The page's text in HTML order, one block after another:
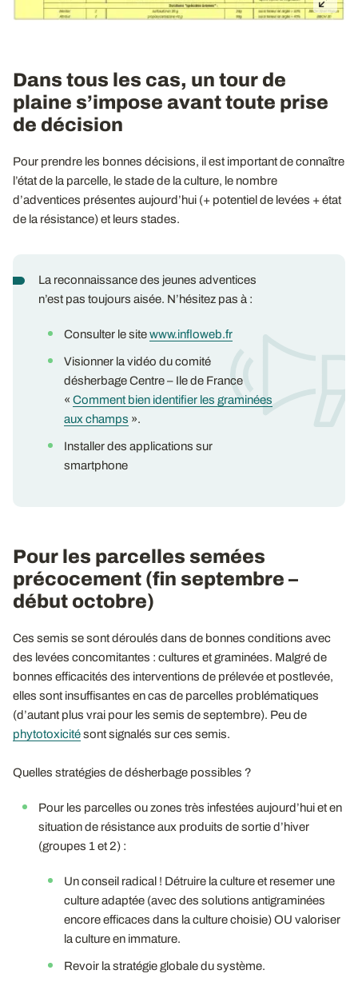
Dans tous les cas, un tour de
plaine s’impose avant toute prise
de décision
Pour prendre les bonnes décisions, il est important de connaître
l’état de la parcelle, le stade de la culture, le nombre
d’adventices présentes aujourd’hui (+ potentiel de levées + état
de la résistance) et leurs stades.
La reconnaissance des jeunes adventices
n’est pas toujours aisée. N’hésitez pas à :
Consulter le sitewww.infloweb.fr
Visionner la vidéo du comité
désherbage Centre – Ile de France
« Comment bien identifier les graminées
aux champs ».
Installer des applications sur
smartphone
Pour les parcelles semées
précocement (fin septembre –
début octobre)
Ces semis se sont déroulés dans de bonnes conditions avec
des levées concomitantes : cultures et graminées. Malgré de
bonnes efficacités des interventions de prélevée et postlevée,
elles sont insuffisantes en cas de parcelles problématiques
(d’autant plus vrai pour les semis de septembre). Peu de
phytotoxicitésont signalés sur ces semis.
Quelles stratégies de désherbage possibles ?
Pour les parcelles ou zones très infestées aujourd’hui et en
situation de résistance aux produits de sortie d’hiver
(groupes 1 et 2) :
Un conseil radical ! Détruire la culture et resemer une
culture adaptée (avec des solutions antigraminées
encore efficaces dans la culture choisie) OU valoriser
la culture en immature.
Revoir la stratégie globale du système.